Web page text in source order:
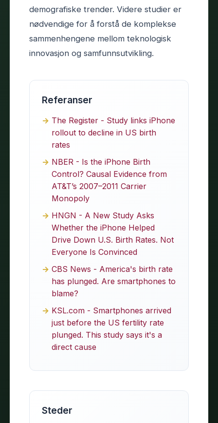
demografiske trender. Videre studier er
nødvendige for å forstå de komplekse
sammenhengene mellom teknologisk
innovasjon og samfunnsutvikling.
Referanser
The Register - Study links iPhone
rollout to decline in US birth
rates
NBER - Is the iPhone Birth
Control? Causal Evidence from
AT&T’s 2007–2011 Carrier
Monopoly
HNGN - A New Study Asks
Whether the iPhone Helped
Drive Down U.S. Birth Rates. Not
Everyone Is Convinced
CBS News - America's birth rate
has plunged. Are smartphones to
blame?
KSL.com - Smartphones arrived
just before the US fertility rate
plunged. This study says it's a
direct cause
Steder